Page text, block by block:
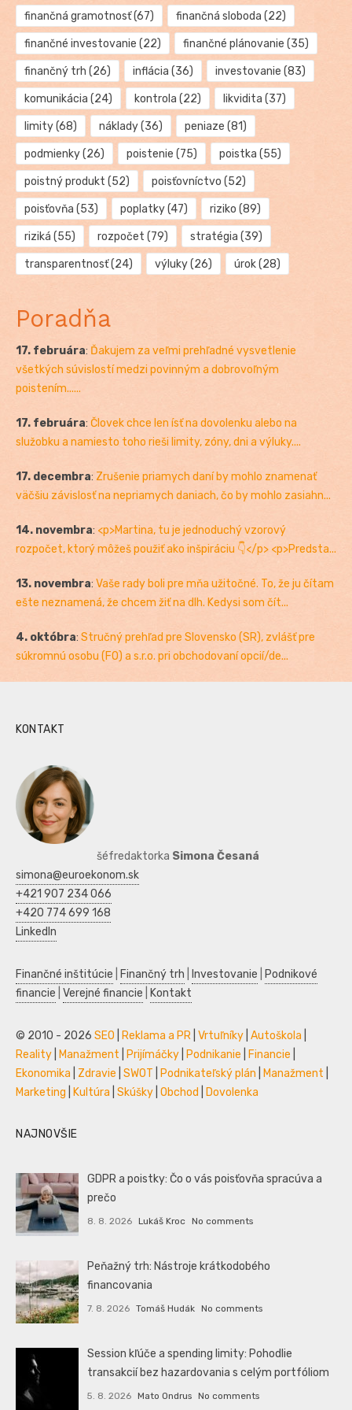
finančná gramotnosť(67) finančná sloboda (22)
finančné investovanie (22) finančné plánovanie (35)
finančný trh (26) inflácia (36) investovanie (83)
komunikácia (24) kontrola (22) likvidita (37)
limity(68) náklady(36) peniaze (81)
podmienky(26) poistenie (75) poistka (55)
poistný produkt (52) poisťovníctvo (52)
poisťovňa (53) poplatky(47) riziko (89)
riziká (55) rozpočet (79) stratégia (39)
transparentnosť(24) výluky(26) úrok(28)
Poradňa
17. februára: Ďakujem za veľmi prehľadné vysvetlenie
všetkých súvislostí medzi povinným a dobrovoľným
poistením......
17. februára: Človek chce len ísť na dovolenku alebo na
služobku a namiesto toho rieši limity, zóny, dni a výluky....
17. decembra: Zrušenie priamych daní by mohlo znamenať
väčšiu závislosť na nepriamych daniach, čo by mohlo zasiahn...
14. novembra: <p>Martina, tu je jednoduchý vzorový
rozpočet, ktorý môžeš použiť ako inšpiráciu 👇</p> <p>Predsta...
13. novembra: Vaše rady boli pre mňa užitočné. To, že ju čítam
ešte neznamená, že chcem žiť na dlh. Kedysi som čít...
4. októbra: Stručný prehľad pre Slovensko (SR), zvlášť pre
súkromnú osobu (FO) a s.r.o. pri obchodovaní opcií/de...
KONTAKT
šéfredaktorka Simona Česaná
simona@euroekonom.sk
+421 907 234 066
+420 774 699 168
LinkedIn
Finančné inštitúcie Finančný trh Investovanie
Podnikové
financie Verejné financie Kontakt
© 2010 - 2026 SEO Reklama a PR Vrtuľníky Autoškola
Reality
Manažment Prijímáčky Podnikanie Financie
Ekonomika
Zdravie SWOT Podnikateľský plán Manažment
Marketing
Kultúra Skúšky Obchod Dovolenka
NAJNOVŠIE
GDPR a poistky: Čo o vás poisťovňa spracúva a
prečo
8. 8. 2026 Lukáš Kroc No comments
Peňažný trh: Nástroje krátkodobého
financovania
7. 8. 2026 Tomáš Hudák No comments
Session kľúče a spending limity: Pohodlie
transakcií bez hazardovania s celým portfóliom
5. 8. 2026 Mato Ondrus No comments